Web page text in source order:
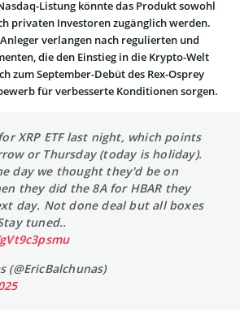
Listung könnte das Produkt sowohl
privaten Investoren zugänglich werden.
verlangen nach regulierten und
die den Einstieg in die Krypto-Welt
zum September-Debüt des Rex-Osprey
für verbesserte Konditionen sorgen.
XRP ETF last night, which points
or Thursday (today is holiday).
day we thought they'd be on
they did the 8A for HBAR they
day. Not done deal but all boxes
tuned..
(@EricBalchunas)